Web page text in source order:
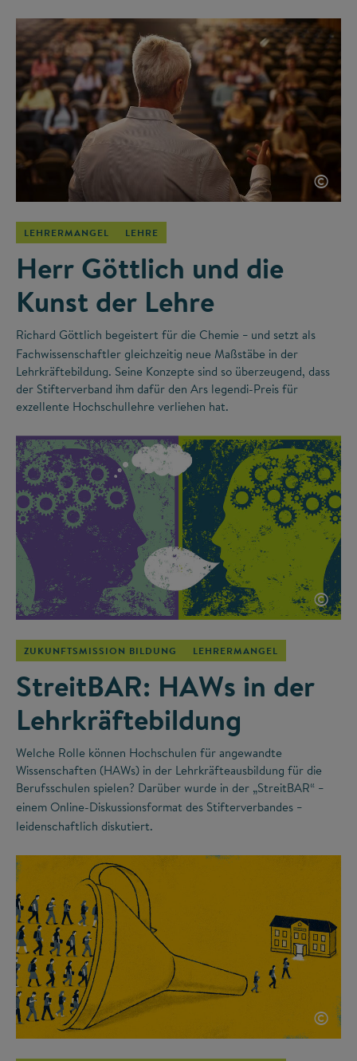
©
LEHRERMANGEL LEHRE
Herr Göttlich und die
Kunst der Lehre
Richard Göttlich begeistert für die Chemie – und setzt als
Fachwissenschaftler gleichzeitig neue Maßstäbe in der
Lehrkräftebildung. Seine Konzepte sind so überzeugend, dass
der Stifterverband ihm dafür den Ars legendi-Preis für
exzellente Hochschullehre verliehen hat.
©
ZUKUNFTSMISSION BILDUNG LEHRERMANGEL
StreitBAR: HAWs in der
Lehrkräftebildung
Welche Rolle können Hochschulen für angewandte
Wissenschaften (HAWs) in der Lehrkräfteausbildung für die
Berufsschulen spielen? Darüber wurde in der „StreitBAR“ –
einem Online-Diskussionsformat des Stifterverbandes –
leidenschaftlich diskutiert.
©